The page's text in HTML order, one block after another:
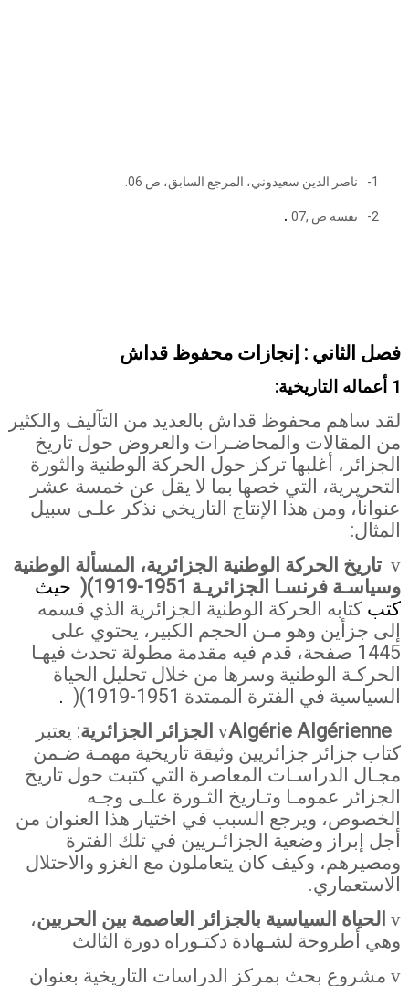
1- ناصر الدين سعيدوني، المرجع السابق، ص 06 .
2- نفسه ص ,07 .
فصل الثاني : إنجازات محفوظ قداش
1 أعماله التاريخية:
لقد ساهم محفوظ قداش بالعديد من التآليف والكثير
من المقالات والمحاضـرات والعروض حول تاريخ
الجزائر، أغلبها تركز حول الحركة الوطنية والثورة
التحريرية، التي خصها بما لا يقل عن خمسة عشر
عنواناً، ومن هذا الإنتاج التاريخي نذكر علـى سبيل
المثال:
v تاريخ الحركة الوطنية الجزائرية، المسألة الوطنية
وسياسـة فرنسـا الجزائريـة (1919-1951
) حيث
كتب كتابه الحركة الوطنية الجزائرية الذي قسمه
إلى جزأين وهو مـن الحجم الكبير، يحتوي على
1445 صفحة، قدم فيه مقدمة مطولة تحدث فيهـا
الحركـة الوطنية وسرها من خلال تحليل الحياة
السياسية في الفترة الممتدة (1919-1951
)
.
Algérie Algérienne
vالجزائر الجزائرية: يعتبر
كتاب جزائر جزائريين وثيقة تاريخية مهمـة ضـمن
مجـال الدراسـات المعاصرة التي كتبت حول تاريخ
الجزائر عمومـا وتـاريخ الثـورة علـى وجـه
الخصوص، ويرجع السبب في اختيار هذا العنوان من
أجل إبراز وضعية الجزائـريين في تلك الفترة
ومصيرهم، وكيف كان يتعاملون مع الغزو والاحتلال
الاستعماري.
v الحياة السياسية بالجزائر العاصمة بين الحربين،
وهي أطروحة لشـهادة دكتـوراه دورة الثالث
v مشروع بحث بمركز الدراسات التاريخية بعنوان